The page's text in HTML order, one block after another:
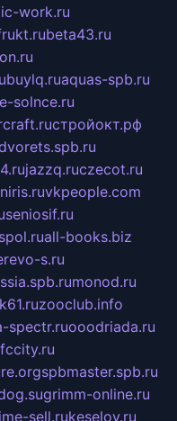
work.ru
beta43.ru
buylq.ruaquas-spb.ru
solnce.ru
стройокт.рф
jazzq.ruczecot.ru
vkpeople.com
all-books.biz
s.ru
monod.ru
zooclub.info
spectr.ruooodriada.ru
fccity.ru
spbmaster.spb.ru
grimm-online.ru
sell.rukeseloy.ru